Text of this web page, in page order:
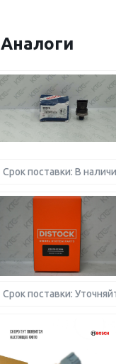
Аналоги
Срок поставки: В
Срок поставки: